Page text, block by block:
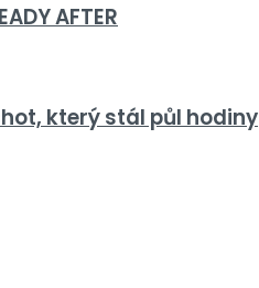
AFTER
který stál půl hodiny